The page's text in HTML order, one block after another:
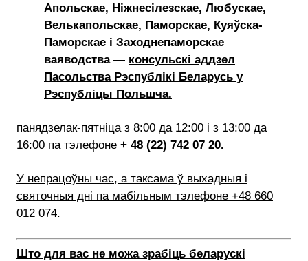
Апольскае, Ніжнесілезскае, Любускае,
Велькапольскае, Паморскае, Куяўска-
Паморскае і Заходнепаморскае
ваяводства — консульскі аддзел
Пасольства Рэспублікі Беларусь у
Рэспубліцы Польшча.
панядзелак-пятніца з 8:00 да 12:00 і з 13:00 да
16:00 па тэлефоне + 48 (22) 742 07 20.
У непрацоўны час, а таксама ў выхадныя і
святочныя дні па мабільным тэлефоне +48 660
012 074.
Што для вас не можа зрабіць беларускі